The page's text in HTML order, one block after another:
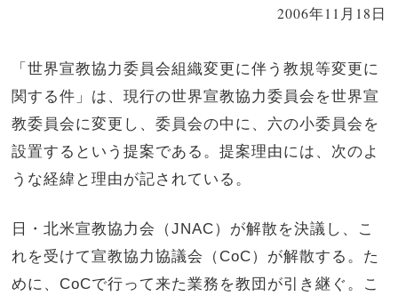
2006年11月18日
「世界宣教協力委員会組織変更に伴う教規等変更に
関する件」は、現行の世界宣教協力委員会を世界宣
教委員会に変更し、委員会の中に、六の小委員会を
設置するという提案である。提案理由には、次のよ
うな経緯と理由が記されている。
日・北米宣教協力会（JNAC）が解散を決議し、こ
れを受けて宣教協力協議会（CoC）が解散する。た
めに、CoCで行って来た業務を教団が引き継ぐ。こ